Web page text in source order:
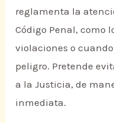
reglamenta la
Código Penal, como
violaciones o
peligro. Pretende
a la Justicia, de
inmediata.